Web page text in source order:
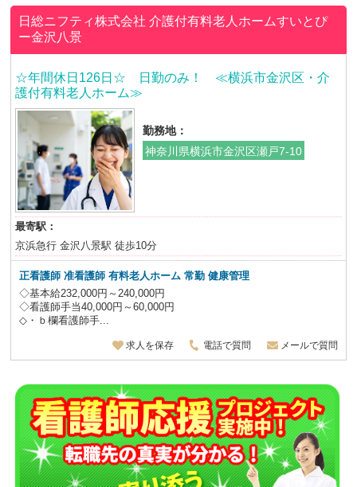
日総ニフティ株式会社介護付有料老人ホームすいとぴ
ー金沢八景
☆年間休日126日☆ 日勤のみ！ ≪横浜市金沢区・介
護付有料老人ホーム≫
勤務地：
神奈川県横浜市金沢区瀬戸7-10
最寄駅：
京浜急行 金沢八景駅 徒歩10分
正看護師 准看護師 有料老人ホーム 常勤 健康管理
◇基本給232,000円～240,000円
◇看護師手当40,000円～60,000円
◇・ｂ欄看護師手...
求人を保存 電話で質問 メールで質問